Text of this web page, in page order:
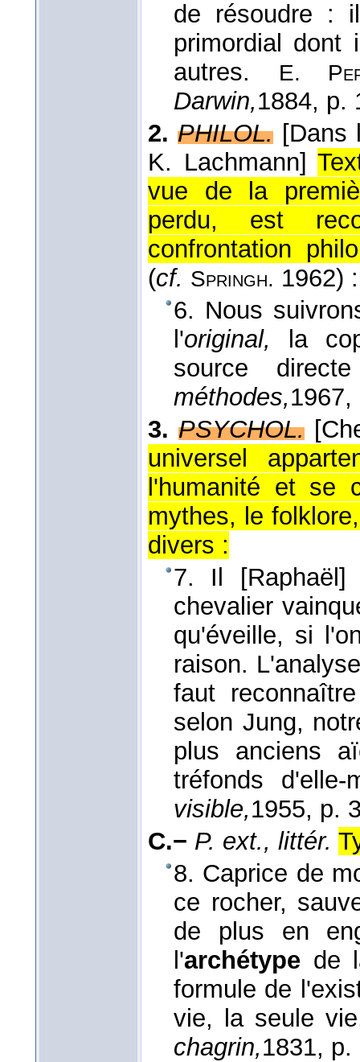
de résoudre :
primordial dont
autres.
E.
Darwin,1884, p.
2. PHILOL. [Dans
K. Lachmann]
vue de la
perdu, est
confrontation
(cf. Springh. 1962) :
6. Nous
l'original, la
source
méthodes,1967,
3. PSYCHOL.
universel
l'humanité et se
mythes, le
divers :
7. Il
chevalier
qu'éveille, si
raison.
faut
selon Jung,
plus anciens
tréfonds
visible,1955, p.
C.− P. ext., littér.
8. Caprice de
ce rocher,
de plus en
l'archétype de
formule de
vie, la seule
chagrin,1831, p.